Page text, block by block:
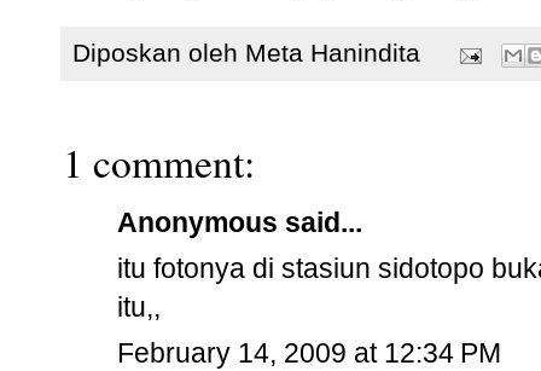
Diposkan oleh Meta Hanindita
1 comment:
Anonymous said...
itu fotonya di stasiun sidotopo
itu,,
February 14, 2009 at 12:34 PM